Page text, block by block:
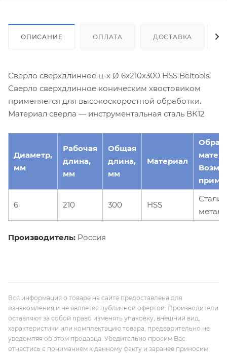
ОПИСАНИЕ ОПЛАТА ДОСТАВКА
Сверло сверхдлинное ц-х Ø 6х210х300 HSS Beltools.
Сверло сверхдлинное коническим хвостовиком
применяется для высокоскоростной обработки.
Материал сверла — инструментальная сталь ВК12
Диаметр,
мм
Рабочая
длина,
мм
Общая
длина,
мм
Материал
6 210 300 HSS
Стали,
Производитель: Россия
Вся информация о товаре на сайте предоставлена для
ознакомления и не является публичной офертой. Производители
оставляют за собой право изменять упаковку, внешний вид,
характеристики или комплектацию товара, предварительно не
уведомляя об этом продавца. Убедительно просим Вас
отнестись с пониманием к данному факту и заранее приносим